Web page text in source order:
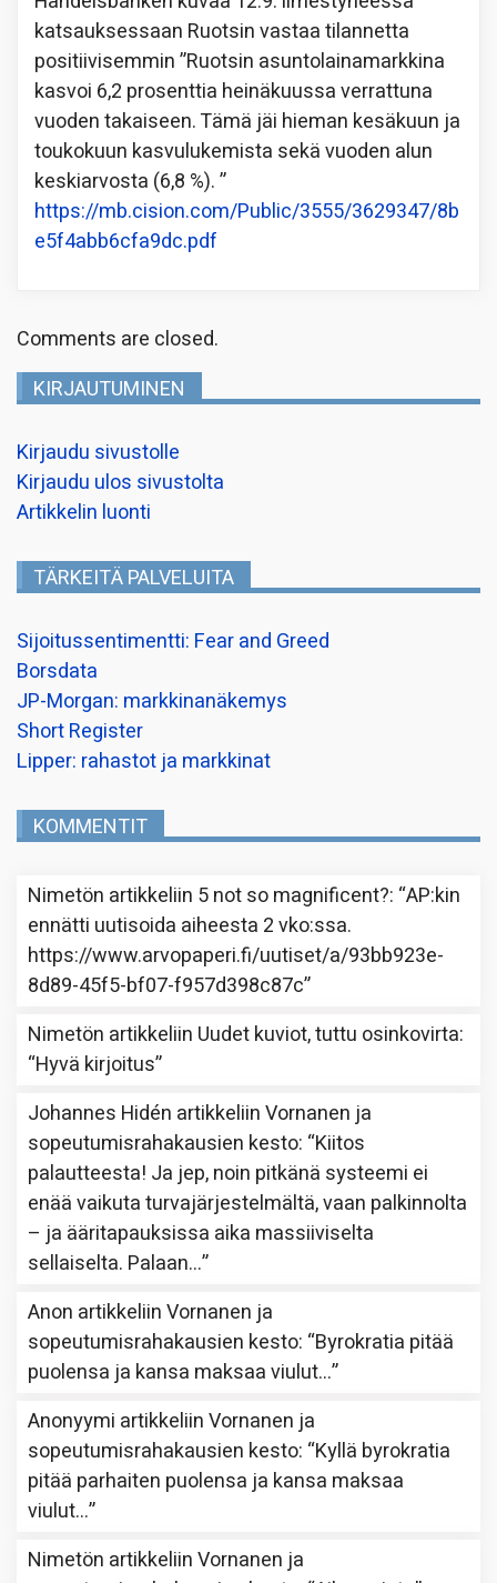
katsauksessaan Ruotsin vastaa tilannetta
positiivisemmin ”Ruotsin asuntolainamarkkina
kasvoi 6,2 prosenttia heinäkuussa verrattuna
vuoden takaiseen. Tämä jäi hieman kesäkuun ja
toukokuun kasvulukemista sekä vuoden alun
keskiarvosta (6,8 %). ”
https://mb.cision.com/Public/3555/3629347/8b
e5f4abb6cfa9dc.pdf
Comments are closed.
KIRJAUTUMINEN
Kirjaudu sivustolle
Kirjaudu ulos sivustolta
Artikkelin luonti
TÄRKEITÄ PALVELUITA
Sijoitussentimentti: Fear and Greed
Borsdata
JP-Morgan: markkinanäkemys
Short Register
Lipper: rahastot ja markkinat
KOMMENTIT
Nimetön artikkeliin 5 not so magnificent?: “AP:kin
ennätti uutisoida aiheesta 2 vko:ssa.
https://www.arvopaperi.fi/uutiset/a/93bb923e-
8d89-45f5-bf07-f957d398c87c”
Nimetön artikkeliin Uudet kuviot, tuttu osinkovirta:
“Hyvä kirjoitus”
Johannes Hidén artikkeliinVornanen ja
sopeutumisrahakausien kesto: “Kiitos
palautteesta! Ja jep, noin pitkänä systeemi ei
enää vaikuta turvajärjestelmältä, vaan palkinnolta
– ja ääritapauksissa aika massiiviselta
sellaiselta. Palaan…”
Anon artikkeliinVornanen ja
sopeutumisrahakausien kesto: “Byrokratia pitää
puolensa ja kansa maksaa viulut…”
Anonyymi artikkeliinVornanen ja
sopeutumisrahakausien kesto: “Kyllä byrokratia
pitää parhaiten puolensa ja kansa maksaa
viulut…”
Nimetön artikkeliinVornanen ja